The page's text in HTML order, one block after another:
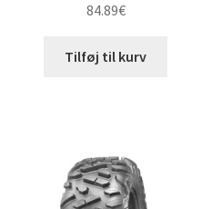
84.89€
Tilføj til kurv